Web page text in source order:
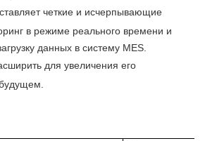
четкие и исчерпывающие
в режиме реального времени и
данных в систему MES.
для увеличения его